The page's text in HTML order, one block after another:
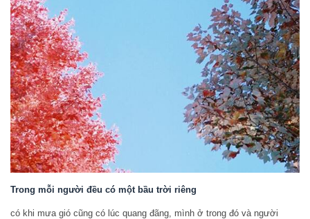
Trong mỗi người đều có một bầu trời riêng
có khi mưa gió cũng có lúc quang đãng, mình ở trong đó và người